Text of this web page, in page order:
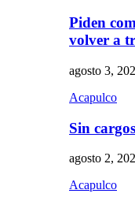
Piden
volver a
agosto 3,
Acapulco
Sin
agosto 2,
Acapulco